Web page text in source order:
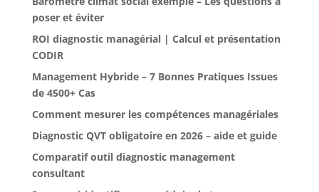
poser et éviter
ROI diagnostic managérial | Calcul et présentation
CODIR
Management Hybride – 7 Bonnes Pratiques Issues
de 4500+ Cas
Comment mesurer les compétences managériales
Diagnostic QVT obligatoire en 2026 – aide et guide
Comparatif outil diagnostic management
consultant